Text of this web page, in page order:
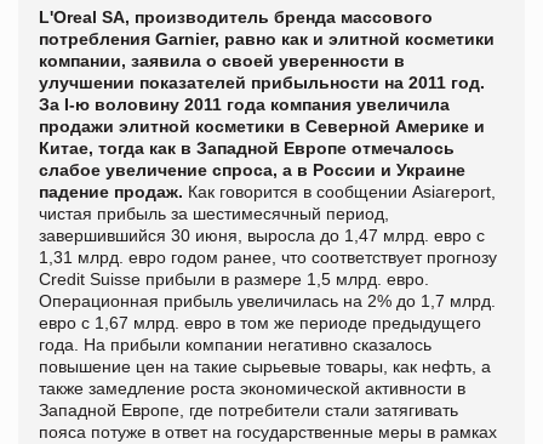
L'Oreal SA, производитель бренда массового
потребления Garnier, равно как и элитной косметики
компании, заявила о своей уверенности в
улучшении показателей прибыльности на 2011 год.
За І-ю воловину 2011 года компания увеличила
продажи элитной косметики в Северной Америке и
Китае, тогда как в Западной Европе отмечалось
слабое увеличение спроса, а в России и Украине
падение продаж. Как говорится в сообщении Asiareport,
чистая прибыль за шестимесячный период,
завершившийся 30 июня, выросла до 1,47 млрд. евро с
1,31 млрд. евро годом ранее, что соответствует прогнозу
Credit Suisse прибыли в размере 1,5 млрд. евро.
Операционная прибыль увеличилась на 2% до 1,7 млрд.
евро с 1,67 млрд. евро в том же периоде предыдущего
года. На прибыли компании негативно сказалось
повышение цен на такие сырьевые товары, как нефть, а
также замедление роста экономической активности в
Западной Европе, где потребители стали затягивать
пояса потуже в ответ на государственные меры в рамках